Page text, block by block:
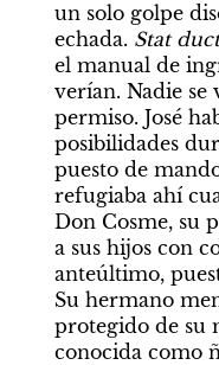
un solo golpe
echada. Stat
el manual de
verían. Nadie
permiso. José
posibilidades
puesto de
refugiaba ahí
Don Cosme, su
a sus hijos con
anteúltimo,
Su hermano
protegido de su
conocida como